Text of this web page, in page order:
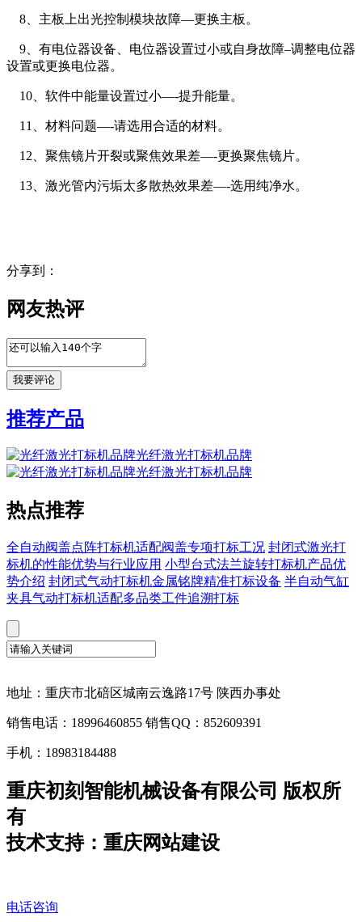
8、主板上出光控制模块故障—更换主板。
9、有电位器设备、电位器设置过小或自身故障–调整电位器
设置或更换电位器。
10、软件中能量设置过小—-提升能量。
11、材料问题—-请选用合适的材料。
12、聚焦镜片开裂或聚焦效果差—-更换聚焦镜片。
13、激光管内污垢太多散热效果差—-选用纯净水。
分享到：
网友热评
推荐产品
光纤激光打标机品牌
光纤激光打标机品牌
热点推荐
全自动阀盖点阵打标机适配阀盖专项打标工况 封闭式激光打
标机的性能优势与行业应用 小型台式法兰旋转打标机产品优
势介绍 封闭式气动打标机金属铭牌精准打标设备 半自动气缸
夹具气动打标机适配多品类工件追溯打标
地址：重庆市北碚区城南云逸路17号 陕西办事处
销售电话：18996460855 销售QQ：852609391
手机：18983184488
重庆初刻智能机械设备有限公司 版权所
有
技术支持：重庆网站建设
电话咨询